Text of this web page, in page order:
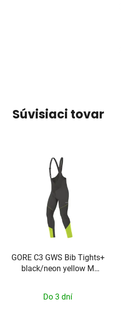
Súvisiaci tovar
GORE C3 GWS Bib Tights+
black/neon yellow M
Do 3 dní